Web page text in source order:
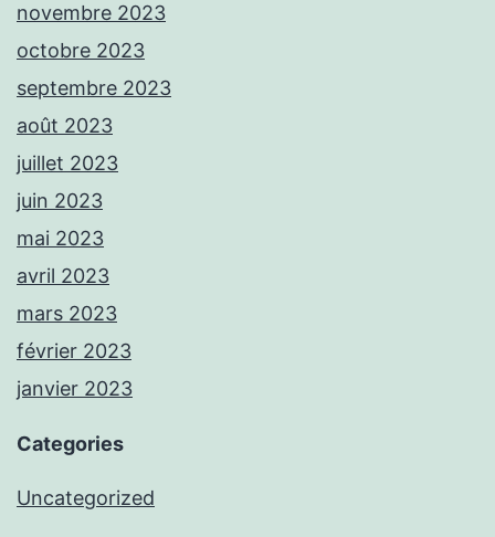
novembre 2023
octobre 2023
septembre 2023
août 2023
juillet 2023
juin 2023
mai 2023
avril 2023
mars 2023
février 2023
janvier 2023
Categories
Uncategorized